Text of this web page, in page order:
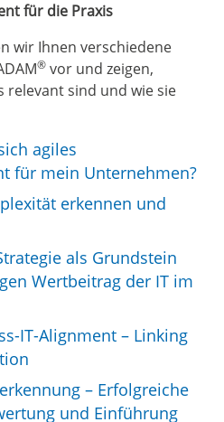
für die Praxis
wir Ihnen verschiedene
® vor und zeigen,
relevant sind und wie sie
agiles
für mein Unternehmen?
erkennen und
als Grundstein
Wertbeitrag der IT im
IT-Alignment – Linking
– Erfolgreiche
und Einführung